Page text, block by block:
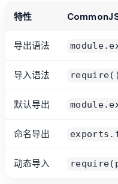
特性
导出语法
导入语法 require()
默认导出
命名导出
动态导入